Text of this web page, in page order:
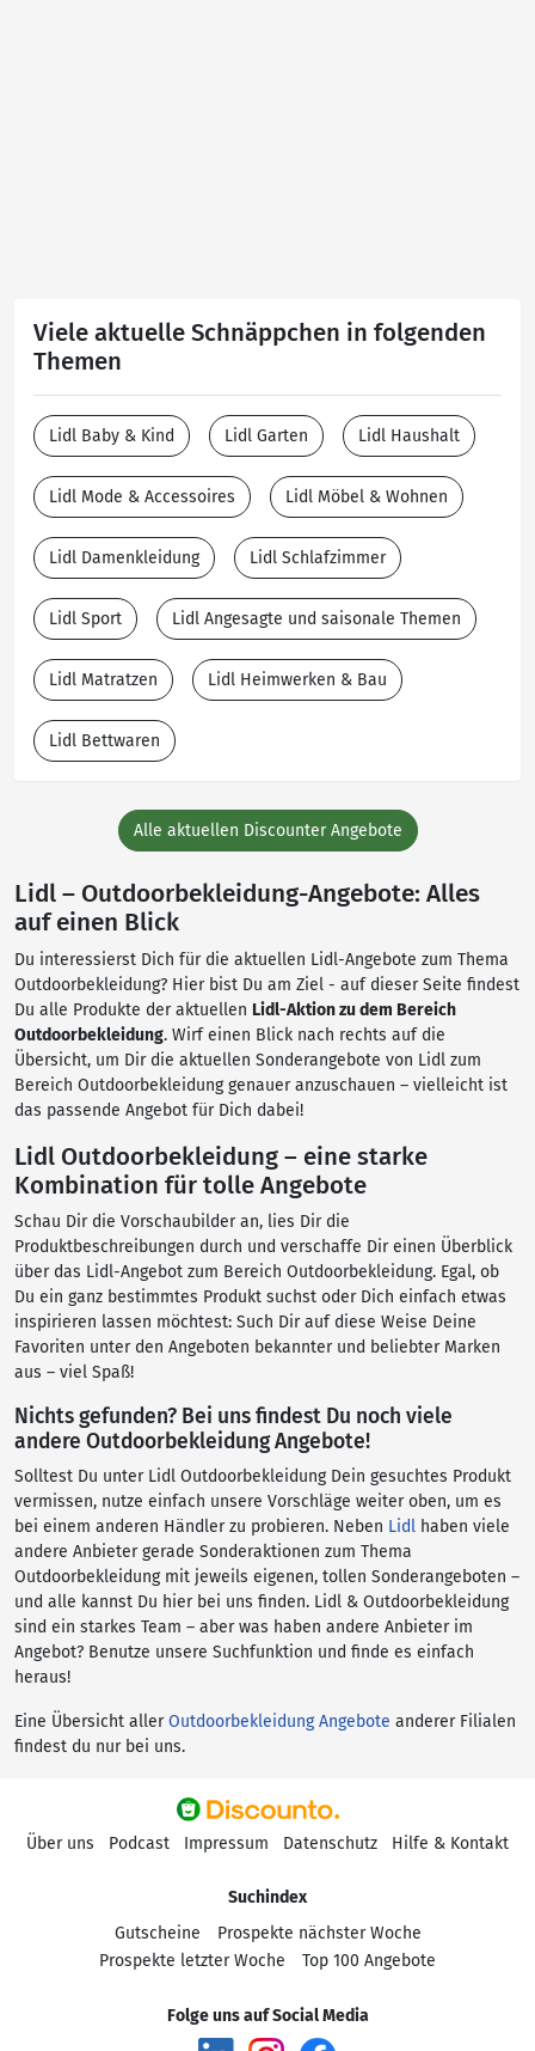
Viele aktuelle Schnäppchen in folgenden
Themen
Lidl Baby & Kind Lidl Garten Lidl Haushalt
Lidl Mode & Accessoires Lidl Möbel & Wohnen
Lidl Damenkleidung Lidl Schlafzimmer
Lidl Sport Lidl Angesagte und saisonale Themen
Lidl Matratzen Lidl Heimwerken & Bau
Lidl Bettwaren
Alle aktuellen Discounter Angebote
Lidl – Outdoorbekleidung-Angebote: Alles
auf einen Blick
Du interessierst Dich für die aktuellen Lidl-Angebote zum Thema
Outdoorbekleidung? Hier bist Du am Ziel - auf dieser Seite findest
Du alle Produkte der aktuellen Lidl-Aktion zu dem Bereich
Outdoorbekleidung. Wirf einen Blick nach rechts auf die
Übersicht, um Dir die aktuellen Sonderangebote von Lidl zum
Bereich Outdoorbekleidung genauer anzuschauen – vielleicht ist
das passende Angebot für Dich dabei!
Lidl Outdoorbekleidung – eine starke
Kombination für tolle Angebote
Schau Dir die Vorschaubilder an, lies Dir die
Produktbeschreibungen durch und verschaffe Dir einen Überblick
über das Lidl-Angebot zum Bereich Outdoorbekleidung. Egal, ob
Du ein ganz bestimmtes Produkt suchst oder Dich einfach etwas
inspirieren lassen möchtest: Such Dir auf diese Weise Deine
Favoriten unter den Angeboten bekannter und beliebter Marken
aus – viel Spaß!
Nichts gefunden? Bei uns findest Du noch viele
andere Outdoorbekleidung Angebote!
Solltest Du unter Lidl Outdoorbekleidung Dein gesuchtes Produkt
vermissen, nutze einfach unsere Vorschläge weiter oben, um es
bei einem anderen Händler zu probieren. Neben Lidl haben viele
andere Anbieter gerade Sonderaktionen zum Thema
Outdoorbekleidung mit jeweils eigenen, tollen Sonderangeboten –
und alle kannst Du hier bei uns finden. Lidl & Outdoorbekleidung
sind ein starkes Team – aber was haben andere Anbieter im
Angebot? Benutze unsere Suchfunktion und finde es einfach
heraus!
Eine Übersicht allerOutdoorbekleidung Angebote anderer Filialen
findest du nur bei uns.
Über uns Podcast Impressum Datenschutz Hilfe & Kontakt
Suchindex
Gutscheine
Prospekte nächster Woche
Prospekte letzter Woche
Top 100 Angebote
Folge uns auf Social Media